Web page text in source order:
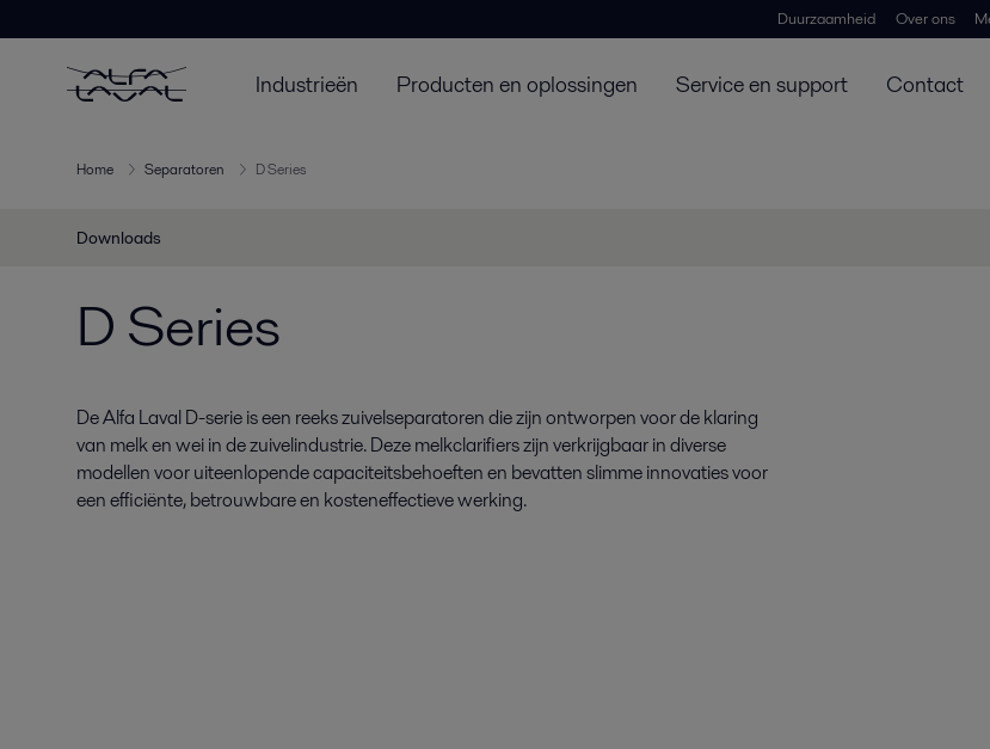
Duurzaamheid Over ons
Industrieën Producten en oplossingen Service en support Contact
Home Separatoren D Series
Downloads
D Series
De Alfa Laval D-serie is een reeks zuivelseparatoren die zijn ontworpen voor de klaring
van melk en wei in de zuivelindustrie. Deze melkclarifiers zijn verkrijgbaar in diverse
modellen voor uiteenlopende capaciteitsbehoeften en bevatten slimme innovaties voor
een efficiënte, betrouwbare en kosteneffectieve werking.